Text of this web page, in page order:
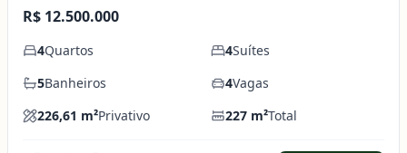
R$ 12.500.000
4Quartos 4Suítes
5Banheiros 4Vagas
226,61 m²Privativo 227 m²Total